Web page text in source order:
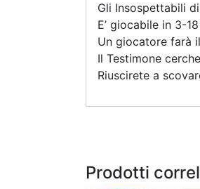
Gli Insospettabili
E’ giocabile in 3-
Un giocatore farà
Il Testimone
Riuscirete a
Prodotti